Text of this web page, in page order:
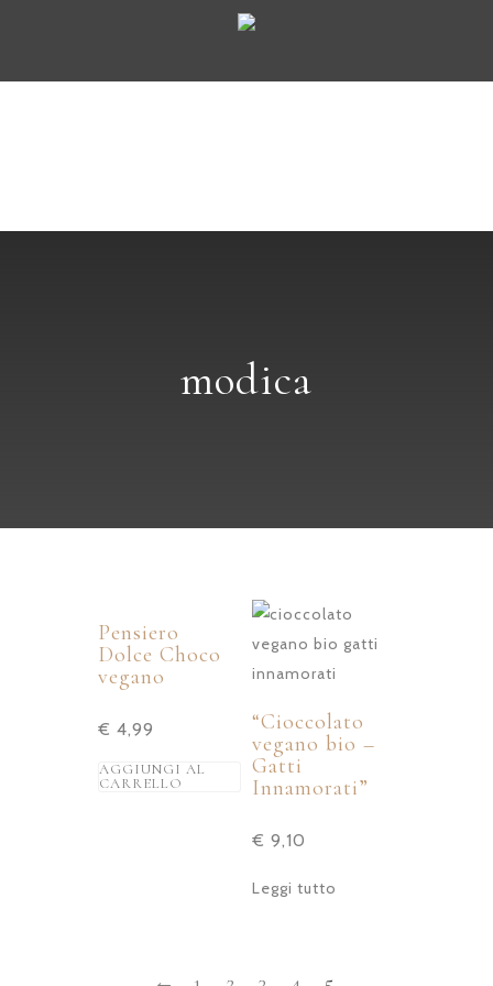
modica
Pensiero
Dolce Choco
vegano
€ 4,99
AGGIUNGI AL
CARRELLO
“Cioccolato
vegano bio –
Gatti
Innamorati”
€ 9,10
Leggi tutto